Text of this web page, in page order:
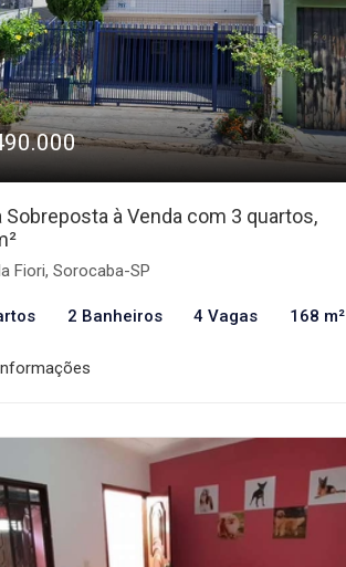
Sobreposta à Venda com 3 quartos,
Fiori, Sorocaba-SP
2 Banheiros 4 Vagas 168 m²